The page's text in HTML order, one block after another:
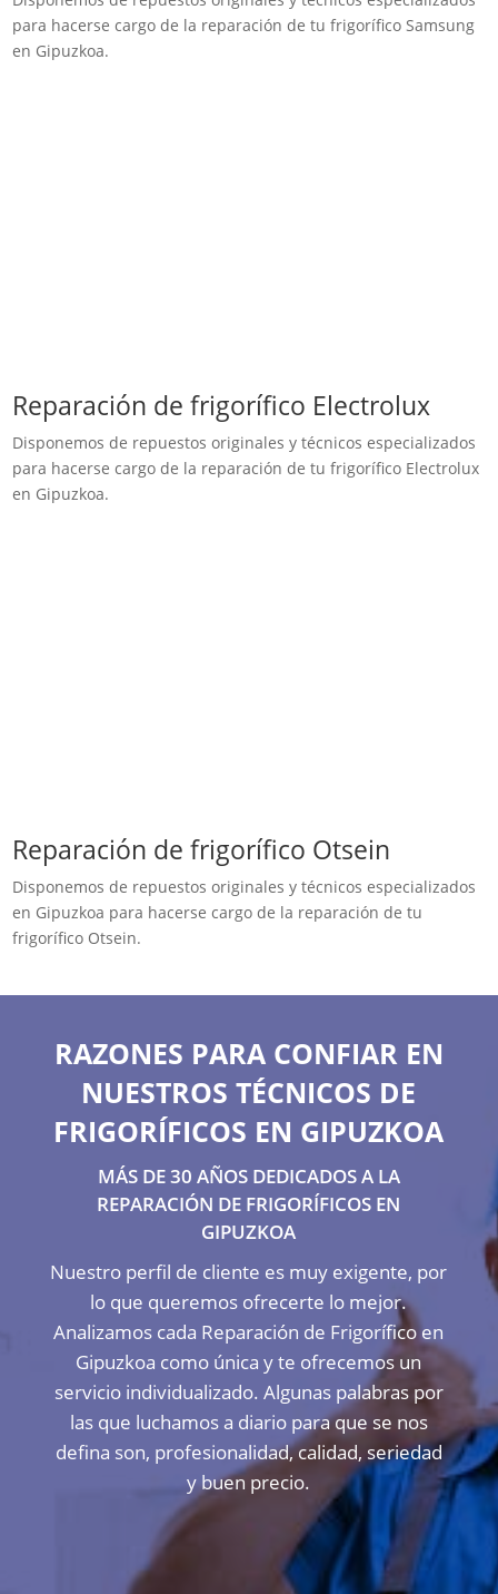
para hacerse cargo de la reparación de tu frigorífico Samsung
en Gipuzkoa.
Reparación de frigorífico Electrolux
Disponemos de repuestos originales y técnicos especializados
para hacerse cargo de la reparación de tu frigorífico Electrolux
en Gipuzkoa.
Reparación de frigorífico Otsein
Disponemos de repuestos originales y técnicos especializados
en Gipuzkoa para hacerse cargo de la reparación de tu
frigorífico Otsein.
RAZONES PARA CONFIAR EN
NUESTROS TÉCNICOS DE
FRIGORÍFICOS EN GIPUZKOA
MÁS DE 30 AÑOS DEDICADOS A LA
REPARACIÓN DE FRIGORÍFICOS EN
GIPUZKOA
Nuestro perfil de cliente es muy exigente, por
lo que queremos ofrecerte lo mejor.
Analizamos cada Reparación de Frigorífico en
Gipuzkoa como única y te ofrecemos un
servicio individualizado. Algunas palabras por
las que luchamos a diario para que se nos
defina son, profesionalidad, calidad, seriedad
y buen precio.